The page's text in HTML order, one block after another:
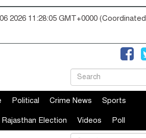
2026 11:28:06 GMT+0000 (Coordinated
Political Crime News Sports
Rajasthan Election Videos Poll